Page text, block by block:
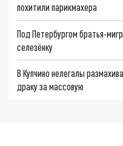
похитили парикмахера
Под Петербургом братья-
селезёнку
В Купчино нелегалы
драку за массовую